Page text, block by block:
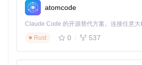
无需复杂的环境配置，小白用户也能快速
个性化配置：打造专属创作环境
痛点：通用工具无法满足个性化创作需求
解决方案：
复制配置模板并按需修改：
atomcode
Rust
0 537